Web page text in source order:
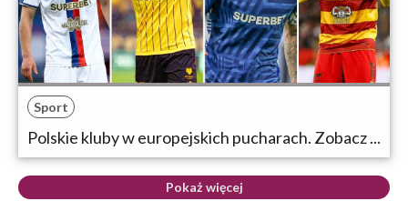
Sport
Polskie kluby w europejskich pucharach. Zobacz ...
Pokaż więcej